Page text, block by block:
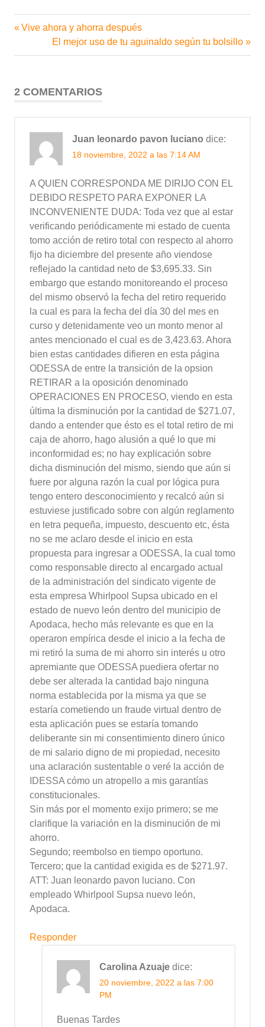
Navegación
de
Entrada
anterior:
Vive ahora y ahorra después
Siguiente
entrada:
El mejor uso de tu aguinaldo según tu bolsillo
2 COMENTARIOS
Juan leonardo pavon luciano dice:
18 noviembre, 2022 a las 7:14 AM
A QUIEN CORRESPONDA ME DIRIJO CON EL
DEBIDO RESPETO PARA EXPONER LA
INCONVENIENTE DUDA: Toda vez que al estar
verificando periódicamente mi estado de cuenta
tomo acción de retiro total con respecto al ahorro
fijo ha diciembre del presente año viendose
reflejado la cantidad neto de $3,695.33. Sin
embargo que estando monitoreando el proceso
del mismo observó la fecha del retiro requerido
la cual es para la fecha del día 30 del mes en
curso y detenidamente veo un monto menor al
antes mencionado el cual es de 3,423.63. Ahora
bien estas cantidades difieren en esta página
ODESSA de entre la transición de la opsion
RETIRAR a la oposición denominado
OPERACIONES EN PROCESO, viendo en esta
última la disminución por la cantidad de $271.07,
dando a entender que ésto es el total retiro de mi
caja de ahorro, hago alusión a qué lo que mi
inconformidad es; no hay explicación sobre
dicha disminución del mismo, siendo que aún si
fuere por alguna razón la cual por lógica pura
tengo entero desconocimiento y recalcó aún si
estuviese justificado sobre con algún reglamento
en letra pequeña, impuesto, descuento etc, ésta
no se me aclaro desde el inicio en esta
propuesta para ingresar a ODESSA, la cual tomo
como responsable directo al encargado actual
de la administración del sindicato vigente de
esta empresa Whirlpool Supsa ubicado en el
estado de nuevo león dentro del municipio de
Apodaca, hecho más relevante es que en la
operaron empírica desde el inicio a la fecha de
mi retiró la suma de mi ahorro sin interés u otro
apremiante que ODESSA puediera ofertar no
debe ser alterada la cantidad bajo ninguna
norma establecida por la misma ya que se
estaría cometiendo un fraude virtual dentro de
esta aplicación pues se estaría tomando
deliberante sin mi consentimiento dinero único
de mi salario digno de mi propiedad, necesito
una aclaración sustentable o veré la acción de
IDESSA cómo un atropello a mis garantías
constitucionales.
Sin más por el momento exijo primero; se me
clarifique la variación en la disminución de mi
ahorro.
Segundo; reembolso en tiempo oportuno.
Tercero; que la cantidad exigida es de $271.97.
ATT: Juan leonardo pavon luciano. Con
empleado Whirlpool Supsa nuevo león,
Apodaca.
Responder
Carolina Azuaje dice:
20 noviembre, 2022 a las 7:00
PM
Buenas Tardes